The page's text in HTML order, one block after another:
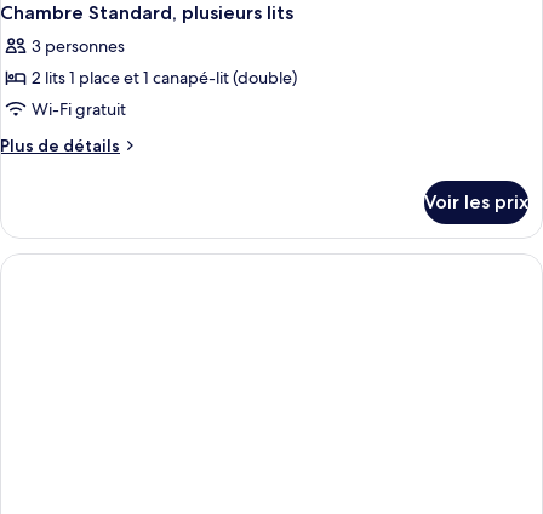
Chambre Standard, plusieurs lits
3 personnes
2 lits 1 place et 1 canapé-lit (double)
Wi-Fi gratuit
Plus de détails
Plus
le
type
de
Voir les prix